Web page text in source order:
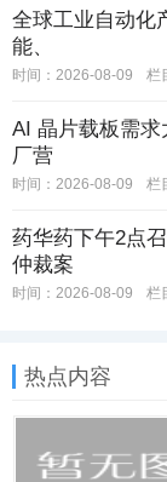
全球工业自动化
能、
时间：2026-08-09 栏
AI 晶片载板需求
厂营
时间：2026-08-09 栏
药华药下午2点
仲裁案
时间：2026-08-09 栏
热点内容